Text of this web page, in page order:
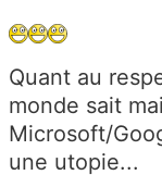
Quant au
monde sait
Microsoft/
une utopie...